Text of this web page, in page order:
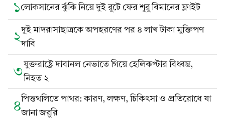
১লোকসানের ঝুঁকি নিয়ে দুই রুটে ফের শুরু বিমানের ফ্লাইট
২দুই মাদরাসাছাত্রকে অপহরণের পর ৪ লাখ টাকা মুক্তিপণ
দাবি
৩যুক্তরাষ্ট্রে দাবানল নেভাতে গিয়ে হেলিকপ্টার বিধ্বস্ত,
নিহত ২
৪পিত্তথলিতে পাথর: কারণ, লক্ষণ, চিকিৎসা ও প্রতিরোধে যা
জানা জরুরি